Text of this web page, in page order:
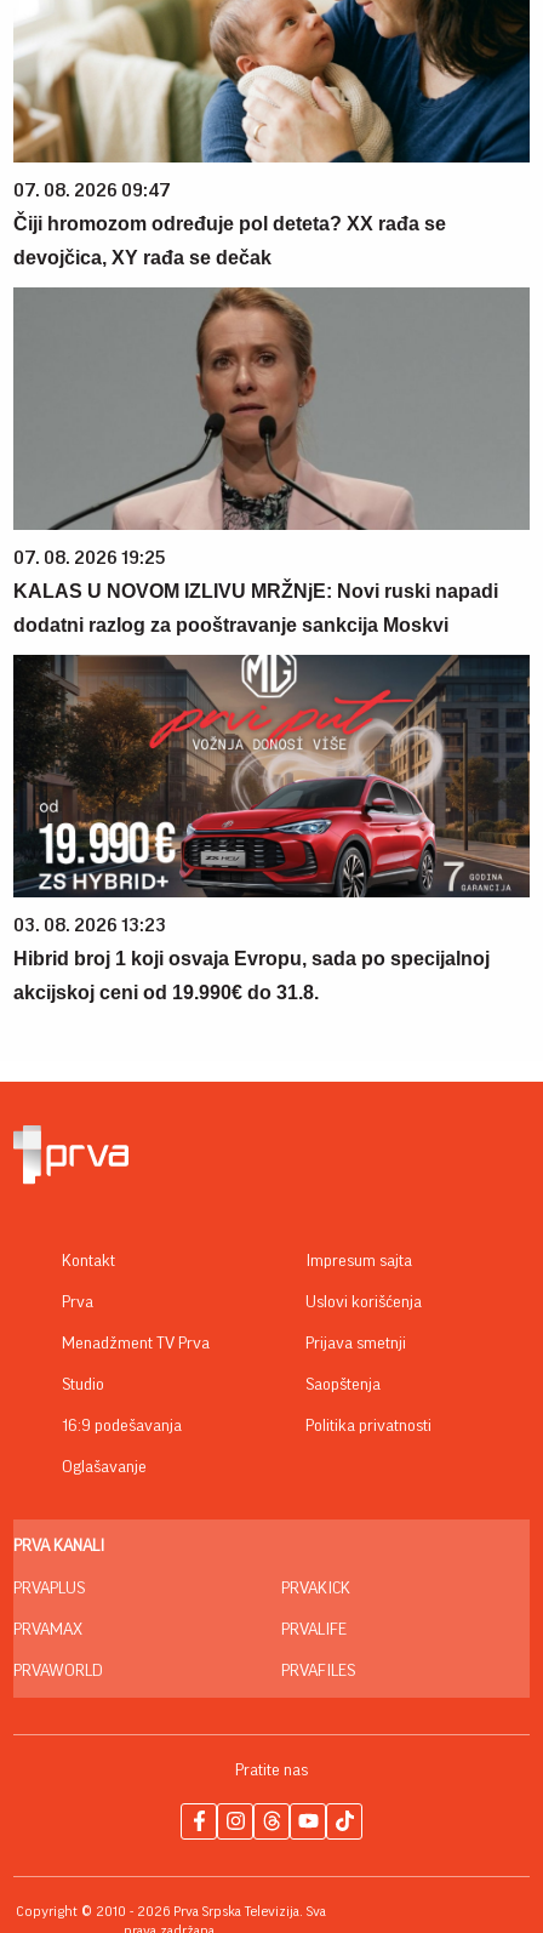
07. 08. 2026 09:47
Čiji hromozom određuje pol deteta? XX rađa se
devojčica, XY rađa se dečak
07. 08. 2026 19:25
KALAS U NOVOM IZLIVU MRŽNjE: Novi ruski napadi
dodatni razlog za pooštravanje sankcija Moskvi
03. 08. 2026 13:23
Hibrid broj 1 koji osvaja Evropu, sada po specijalnoj
akcijskoj ceni od 19.990€ do 31.8.
Kontakt
Prva
Menadžment TV Prva
Studio
16:9 podešavanja
Oglašavanje
Impresum sajta
Uslovi korišćenja
Prijava smetnji
Saopštenja
Politika privatnosti
PRVA KANALI
PRVAPLUS
PRVAMAX
PRVAWORLD
PRVAKICK
PRVALIFE
PRVAFILES
Pratite nas
Copyright © 2010 - 2026 Prva Srpska Televizija. Sva